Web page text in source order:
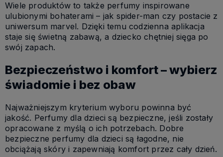
Wiele produktów to także perfumy inspirowane
ulubionymi bohaterami – jak spider-man czy postacie z
uniwersum marvel. Dzięki temu codzienna aplikacja
staje się świetną zabawą, a dziecko chętniej sięga po
swój zapach.
Bezpieczeństwo i komfort – wybierz
świadomie i bez obaw
Najważniejszym kryterium wyboru powinna być
jakość. Perfumy dla dzieci są bezpieczne, jeśli zostały
opracowane z myślą o ich potrzebach. Dobre
bezpieczne perfumy dla dzieci są łagodne, nie
obciążają skóry i zapewniają komfort przez cały dzień.